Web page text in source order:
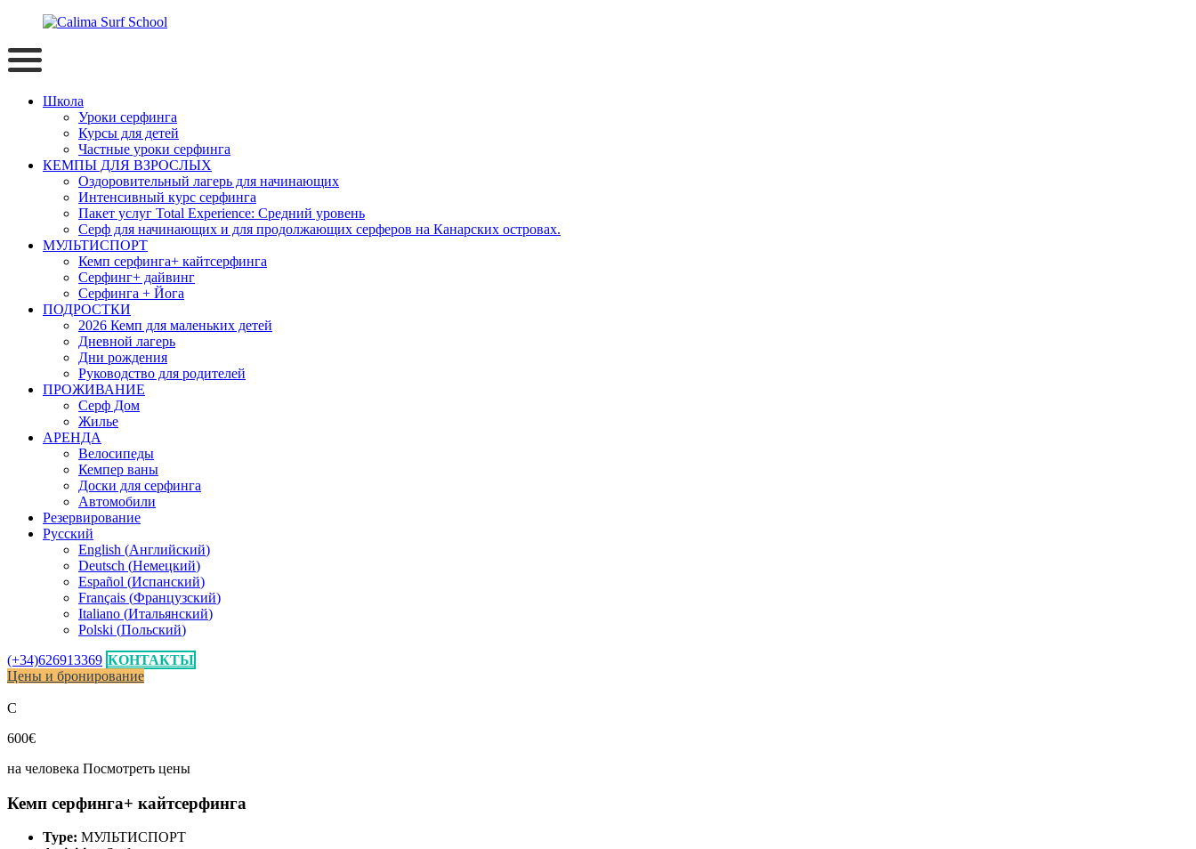
Школа
Уроки серфинга
Курсы для детей
Частные уроки серфинга
КЕМПЫ ДЛЯ ВЗРОСЛЫХ
Оздоровительный лагерь для начинающих
Интенсивный курс серфинга
Пакет услуг Total Experience: Средний уровень
Серф для начинающих и для продолжающих серферов на Канарских островах.
МУЛЬТИСПОРТ
Кемп серфинга+ кайтсерфинга
Серфинг+ дайвинг
Серфинга + Йога
ПОДРОСТКИ
2026 Кемп для маленьких детей
Дневной лагерь
Дни рождения
Руководство для родителей
ПРОЖИВАНИЕ
Серф Дом
Жилье
АРЕНДА
Велосипеды
Кемпер ваны
Доски для серфинга
Автомобили
Pезервирование
Русский
English (Английский)
Deutsch (Немецкий)
Español (Испанский)
Français (Французский)
Italiano (Итальянский)
Polski (Польский)
(+34)626913369 КОНТАКТЫ
Цены и бронирование
C
600€
на человека Посмотреть цены
Кемп серфинга+ кайтсерфинга
Type: МУЛЬТИСПОРТ